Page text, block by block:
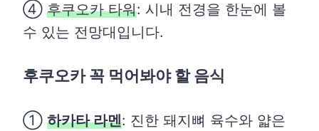
④ 후쿠오카 타워: 시내 전경을 한눈에 볼
수 있는 전망대입니다.
후쿠오카 꼭 먹어봐야 할 음식
① 하카타 라멘: 진한 돼지뼈 육수와 얇은